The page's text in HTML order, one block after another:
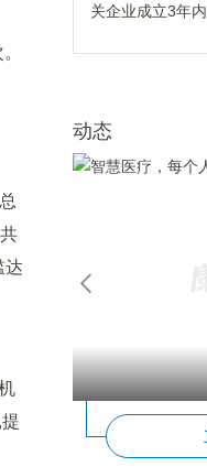
达
关企业成立3年内
动态